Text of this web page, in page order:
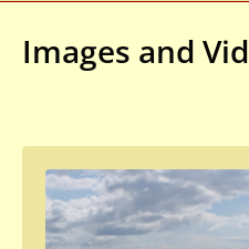
Images and